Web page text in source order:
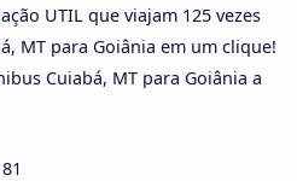
UTIL que viajam 125 vezes
MT para Goiânia em um clique!
Cuiabá, MT para Goiânia a